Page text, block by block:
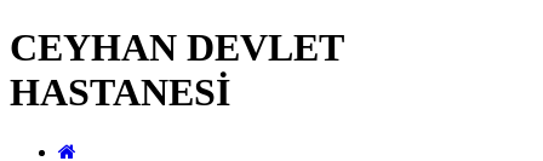
CEYHAN DEVLET
HASTANESİ